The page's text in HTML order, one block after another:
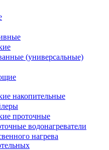
(универсальные)
накопительные
проточные
водонагреватели
нагрева